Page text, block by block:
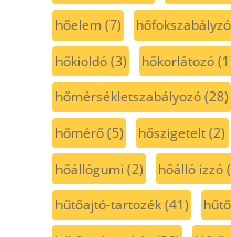
hőelem(7) hőfokszabályzó
hőkioldó(3) hőkorlátozó
hőmérsékletszabályozó(28)
hőmérő(5) hőszigetelt(2)
hőállógumi (2) hőálló izzó
hűtőajtó-tartozék(41)